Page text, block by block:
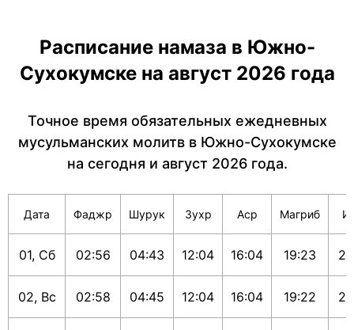
Расписание намаза в Южно-
Сухокумске на август 2026 года
Точное время обязательных ежедневных
мусульманских молитв в Южно-Сухокумске
на сегодня и август 2026 года.
Дата Фаджр Шурук Зухр Аср Магриб
01, Сб 02:56 04:43 12:04 16:04 19:23
02, Вс 02:58 04:45 12:04 16:04 19:22